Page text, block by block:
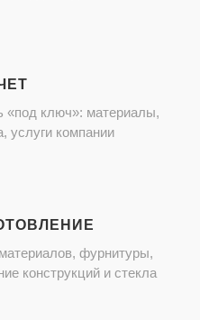
«под ключ»: материалы,
услуги компании
фурнитуры,
конструкций и стекла